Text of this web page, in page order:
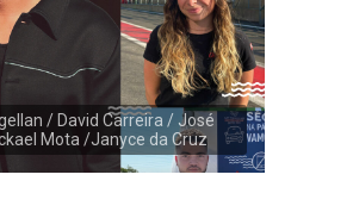
/ David Carreira / José
Mota /Janyce da Cruz